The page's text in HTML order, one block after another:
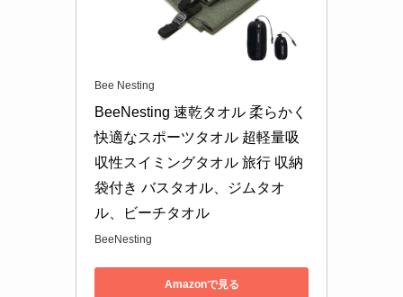
Bee Nesting
BeeNesting 速乾タオル 柔らかく
快適なスポーツタオル 超軽量吸
収性スイミングタオル 旅行 収納
袋付き バスタオル、ジムタオ
ル、ビーチタオル
BeeNesting
Amazonで見る